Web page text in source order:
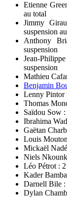
Etienne
au total
Jimmy
suspension
Anthony
suspension
Jean-
suspension
Mathieu
Benjamin
Lenny Pintor
Thomas
Saïdou Sow :
Ibrahima
Gaëtan
Louis
Mickaël
Niels
Léo Pétrot :
Kader
Darnell Bile :
Dylan